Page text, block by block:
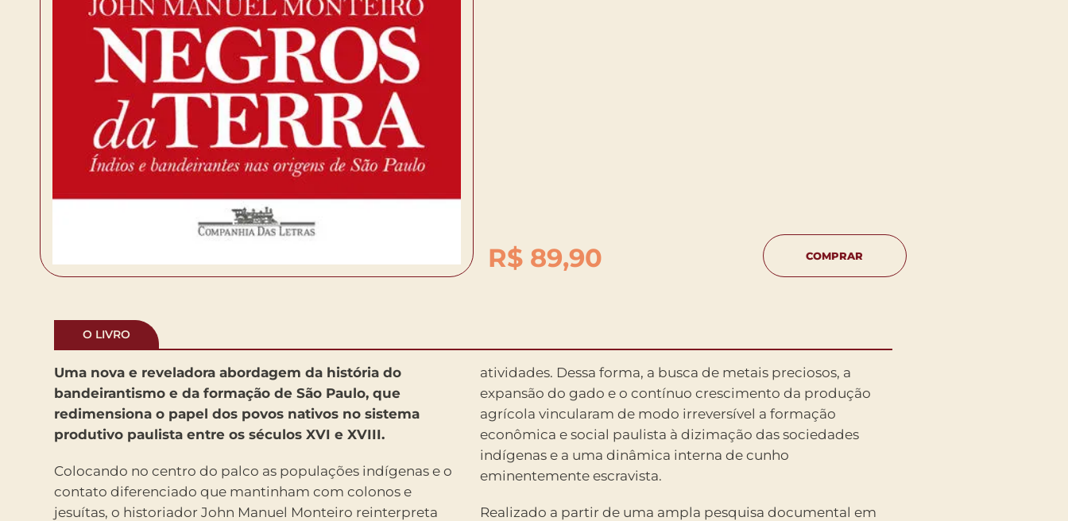
R$89,90 COMPRAR
O LIVRO
Uma nova e reveladora abordagem da história do
bandeirantismo e da formação de São Paulo, que
redimensiona o papel dos povos nativos no sistema
produtivo paulista entre os séculos XVI e XVIII.
Colocando no centro do palco as populações indígenas e o
contato diferenciado que mantinham com colonos e
jesuítas, o historiador John Manuel Monteiro reinterpreta
atividades. Dessa forma, a busca de metais preciosos, a
expansão do gado e o contínuo crescimento da produção
agrícola vincularam de modo irreversível a formação
econômica e social paulista à dizimação das sociedades
indígenas e a uma dinâmica interna de cunho
eminentemente escravista.
Realizado a partir de uma ampla pesquisa documental em